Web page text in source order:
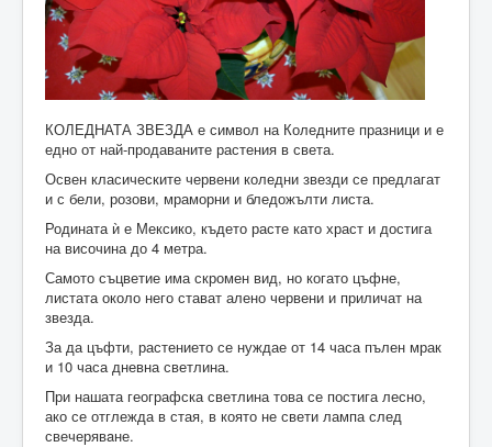
КОЛЕДНАТА ЗВЕЗДА е символ на Коледните празници и е
едно от най-продаваните растения в света.
Освен класическите червени коледни звезди се предлагат
и с бели, розови, мраморни и бледожълти листа.
Родината ѝ е Мексико, където расте като храст и достига
на височина до 4 метра.
Самото съцветие има скромен вид, но когато цъфне,
листата около него стават алено червени и приличат на
звезда.
За да цъфти, растението се нуждае от 14 часа пълен мрак
и 10 часа дневна светлина.
При нашата географска светлина това се постига лесно,
ако се отглежда в стая, в която не свети лампа след
свечерявaне.